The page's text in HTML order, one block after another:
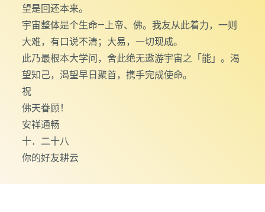
望是回还本来。
宇宙整体是个生命—上帝、佛。我友从此着力，一则
大难，有口说不清；大易，一切现成。
此乃最根本大学问，舍此绝无遨游宇宙之「能」。渴
望知己，渴望早日聚首，携手完成使命。
祝
佛天眷顾！
安祥通畅
十．二十八
你的好友耕云